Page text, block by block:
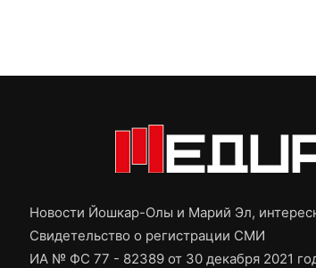
Новости Йошкар-Олы и Марий Эл,
Свидетельство о регистрации СМИ
ИА № ФС 77 - 82389 от 30 декабря 2021